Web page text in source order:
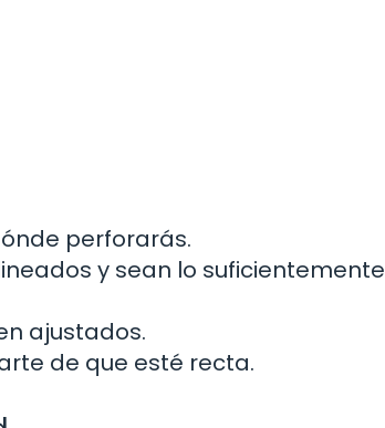
perforarás.
y sean lo suficientemente
ajustados.
de que esté recta.